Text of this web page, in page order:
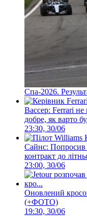
Спа-2026.
Вассер: Ferrari не
добре, як варто
23:30, 30/06
Сайнс: Попросив
контракт до
23:00, 30/06
Оновлений
(+ФОТО)
19:30, 30/06